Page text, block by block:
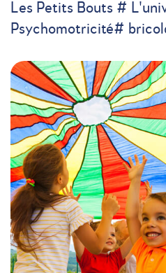
Les Petits Bouts #
Psychomotricité#